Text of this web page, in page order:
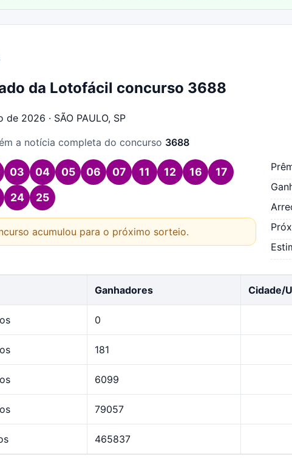
da Lotofácil concurso 3688
de 2026 · SÃO PAULO, SP
a notícia completa do concurso 3688
03 04 05 06 07 11 12 16
17
24 25
acumulou para o próximo sorteio.
Ganhadores Cidade/
0
181
6099
79057
465837